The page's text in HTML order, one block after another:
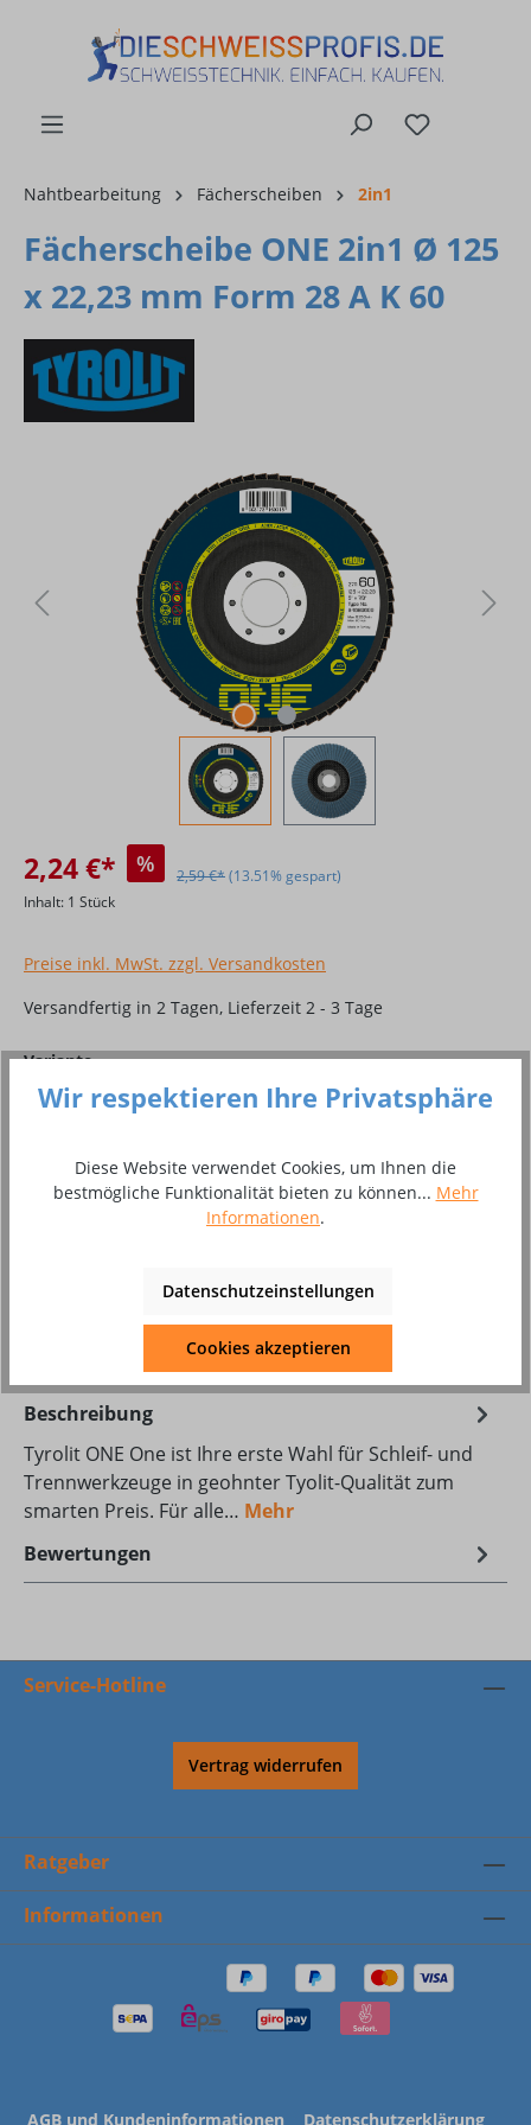
Nahtbearbeitung Fächerscheiben 2in1
Fächerscheibe ONE 2in1 Ø 125
x 22,23 mm Form 28 A K 60
Bildergalerie überspringen
2,24 €* % 2,59 €*(13.51% gespart)
Inhalt: 1 Stück
Preise inkl. MwSt. zzgl. Versandkosten
Versandfertig in 2 Tagen, Lieferzeit 2 - 3 Tage
Varianteauswählen
K 40
K 60 K 80 K 120
Produkt Anzahl: Gib den gewünschten
In den Warenkorb
Zum Merkzettel hinzufügen
Beschreibung
Tyrolit ONE One ist Ihre erste Wahl für Schleif- und
Trennwerkzeuge in geohnter Tyolit-Qualität zum
smarten Preis. Für alle… Mehr
Bewertungen
Service-Hotline
Vertrag widerrufen
Ratgeber
Informationen
AGB und Kundeninformationen Datenschutzerklärung
Wir respektieren Ihre Privatsphäre
Diese Website verwendet Cookies, um Ihnen die
bestmögliche Funktionalität bieten zu können... Mehr
Informationen.
Datenschutzeinstellungen
Cookies akzeptieren